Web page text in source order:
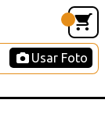
Usar Foto